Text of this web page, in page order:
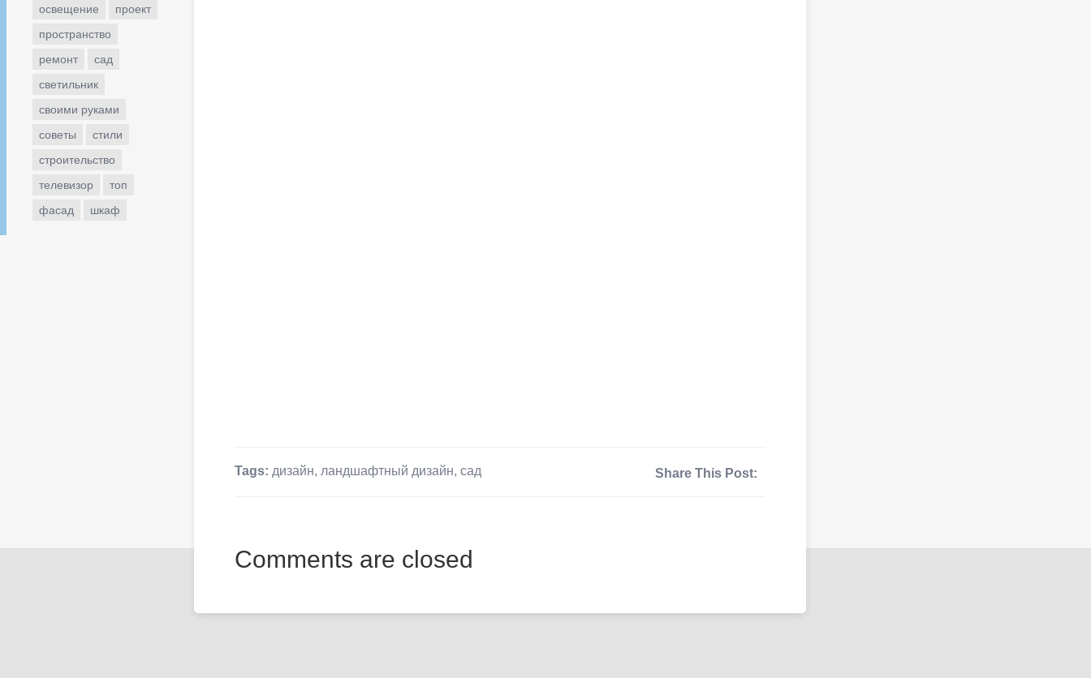
освещение
проект
пространство
ремонт
сад
светильник
своими руками
советы
стили
строительство
телевизор
топ
фасад
шкаф
Tags: дизайн, ландшафтный дизайн, сад Share This Post:
Comments are closed